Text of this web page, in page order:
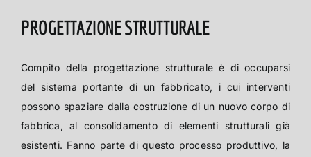
PROGETTAZIONE STRUTTURALE
Compito della progettazione strutturale è di occuparsi
del sistema portante di un fabbricato, i cui interventi
possono spaziare dalla costruzione di un nuovo corpo di
fabbrica, al consolidamento di elementi strutturali già
esistenti. Fanno parte di questo processo produttivo, la